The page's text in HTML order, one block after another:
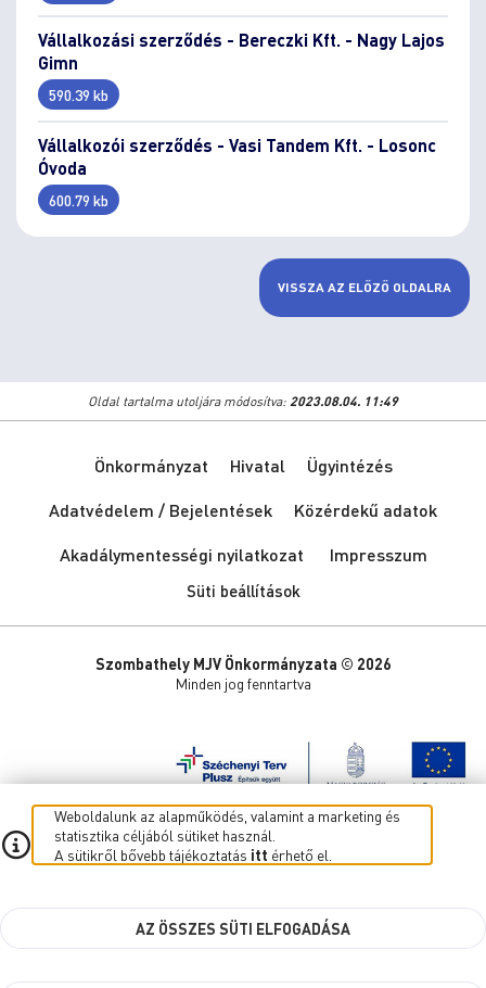
Vállalkozási szerződés - Bereczki Kft. - Nagy Lajos
Gimn
590.39 kb
Vállalkozói szerződés - Vasi Tandem Kft. - Losonc
Óvoda
600.79 kb
VISSZA AZ ELŐZŐ OLDALRA
Oldal tartalma utoljára módosítva: 2023.08.04. 11:49
Önkormányzat Hivatal
Ügyintézés
Adatvédelem / Bejelentések
Közérdekű adatok
Akadálymentességi nyilatkozat
Impresszum
Süti beállítások
Szombathely MJV Önkormányzata © 2026
Minden jog fenntartva
Weboldalunk az alapműködés, valamint a marketing és
statisztika céljából sütiket használ.
A sütikről bővebb tájékoztatás itt érhető el.
AZ ÖSSZES SÜTI ELFOGADÁSA